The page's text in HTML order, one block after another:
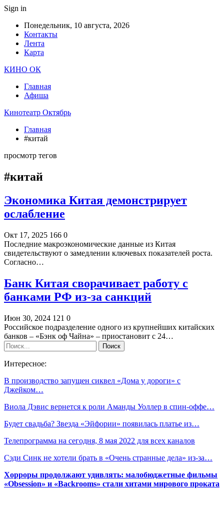
Sign in
Понедельник, 10 августа, 2026
Контакты
Лента
Карта
КИНО ОК
Главная
Афиша
Кинотеатр Октябрь
Главная
#китай
просмотр тегов
#китай
Экономика Китая демонстрирует
ослабление
Окт 17, 2025 166 0
Последние макроэкономические данные из Китая
свидетельствуют о замедлении ключевых показателей роста.
Согласно…
Банк Китая сворачивает работу с
банками РФ из-за санкций
Июн 30, 2024 121 0
Российское подразделение одного из крупнейших китайских
банков – «Бэнк оф Чайна» – приостановит с 24…
Интересное:
В производство запущен сиквел «Дома у дороги» с
Джейком…
Виола Дэвис вернется к роли Аманды Уоллер в спин-оффе…
Будет свадьба? Звезда «Эйфории» появилась платье из…
Телепрограмма на сегодня, 8 мая 2022 для всех каналов
Сэди Синк не хотели брать в «Очень странные дела» из-за…
Хорроры продолжают удивлять: малобюджетные фильмы
«Obsession» и «Backrooms» стали хитами мирового проката